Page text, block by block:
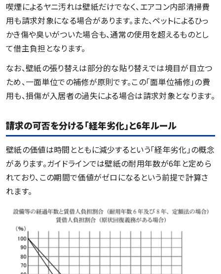
喫煙によるヤニ汚れは壁紙だけでなく、エアコン内部清掃費
用も請求対象になる場合があります。また、ペットによるひっ
かき傷や臭いがついた場合も、通常の使用を超えるものとし
て借主負担となります。
なお、壁紙の張り替えは部分的な貼り替えでは境目が目立つ
ため、一面単位での補修が原則です。この「面単位補修」の費
用も、損傷が入居者の過失による場合は請求対象となります。
請求の可否を分ける「経年劣化」と6年ルール
壁紙の価値は時間とともに減少するという「経年劣化」の概念
があります。ガイドラインでは壁紙の耐用年数が6年と定めら
れており、この期間で価値がゼロになるという前提で計算さ
れます。